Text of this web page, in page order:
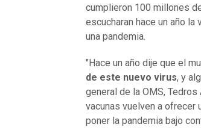
cumplieron 100 millones
escucharan hace un año
una pandemia.
"Hace un año dije que el
de este nuevo virus, y
general de la OMS,
vacunas vuelven a ofrecer
poner la pandemia bajo